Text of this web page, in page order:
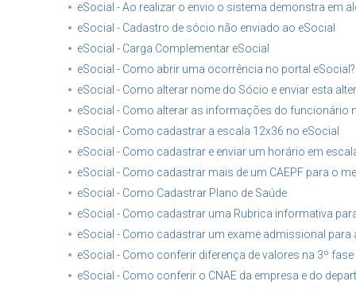
eSocial - Ao realizar o envio o sistema demonstra em
eSocial - Cadastro de sócio não enviado ao eSocial
eSocial - Carga Complementar eSocial
eSocial - Como abrir uma ocorrência no portal eSocial?
eSocial - Como alterar nome do Sócio e enviar esta
eSocial - Como alterar as informações do funcionário
eSocial - Como cadastrar a escala 12x36 no eSocial
eSocial - Como cadastrar e enviar um horário em
eSocial - Como cadastrar mais de um CAEPF para o
eSocial - Como Cadastrar Plano de Saúde
eSocial - Como cadastrar uma Rubrica informativa
eSocial - Como cadastrar um exame admissional para
eSocial - Como conferir diferença de valores na 3º fase
eSocial - Como conferir o CNAE da empresa e do